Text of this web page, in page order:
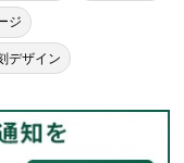
ジ
デザイン